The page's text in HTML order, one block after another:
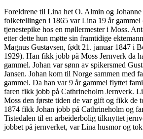
Foreldrene til Lina het O. Almin og Johanne
folketellingen i 1865 var Lina 19 år gammel
tjenestepike hos en møllermester i Moss.
etter dette hun møtte sin framtidige
Magnus Gustavsen, født 21. januar 1847 i
1929). Han fikk jobb på Moss Jernverk da
gammel. Johan var sønn av spikersmed
Jansen. Johan kom til Norge sammen med
gammel. Da han var 9 år gammel flyttet
faren fikk jobb på Cathrineholm Jernverk.
Moss den første tiden de var gift og fikk de
1874 fikk Johan jobb på Cathrineholm og
Tistedalen til en arbeiderbolig tilknyttet
jobbet på jernverket, var Lina husmor og tok